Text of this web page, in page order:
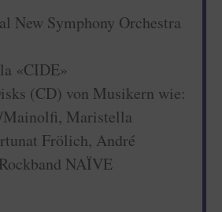
New Symphony Orchestra
«CIDE»
(CD) von Musikern wie:
Mainolfi, Maristella
Frölich, André
NAÏVE